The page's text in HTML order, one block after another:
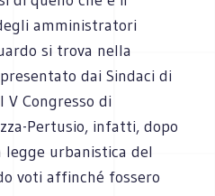
amministratori
si trova nella
dai Sindaci di
V Congresso di
Pertusio, infatti, dopo
urbanistica del
voti affinché fossero